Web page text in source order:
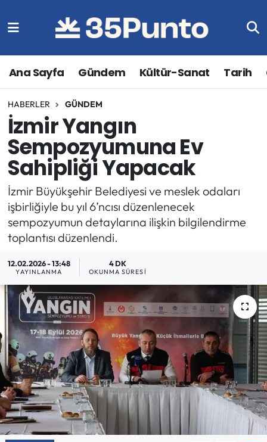
Ana Sayfa Gündem Kültür-Sanat Tarih
HABERLER GÜNDEM
İzmir Yangın
Sempozyumuna Ev
Sahipliği Yapacak
İzmir Büyükşehir Belediyesi ve meslek odaları
işbirliğiyle bu yıl 6’ncısı düzenlenecek
sempozyumun detaylarına ilişkin bilgilendirme
toplantısı düzenlendi.
12.02.2026 - 13:48
YAYINLANMA
4 DK
OKUNMA SÜRESI